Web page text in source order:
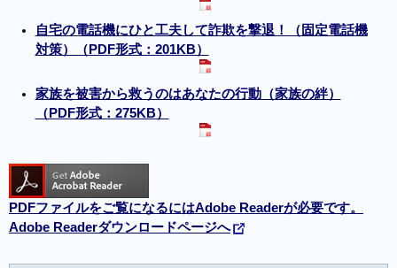
自宅の電話機にひと工夫して詐欺を撃退！（固定電話機
対策）（PDF形式：201KB）
家族を被害から救うのはあなたの行動（家族の絆）
（PDF形式：275KB）
PDFファイルをご覧になるにはAdobe Readerが必要です。
Adobe Readerダウンロードページへ